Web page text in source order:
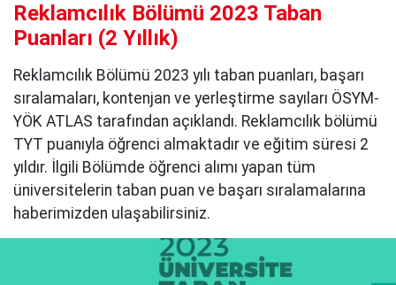
Reklamcılık Bölümü 2023 Taban
Puanları (2 Yıllık)
Reklamcılık Bölümü 2023 yılı taban puanları, başarı
sıralamaları, kontenjan ve yerleştirme sayıları ÖSYM-
YÖK ATLAS tarafından açıklandı. Reklamcılık bölümü
TYT puanıyla öğrenci almaktadır ve eğitim süresi 2
yıldır. İlgili Bölümde öğrenci alımı yapan tüm
üniversitelerin taban puan ve başarı sıralamalarına
haberimizden ulaşabilirsiniz.